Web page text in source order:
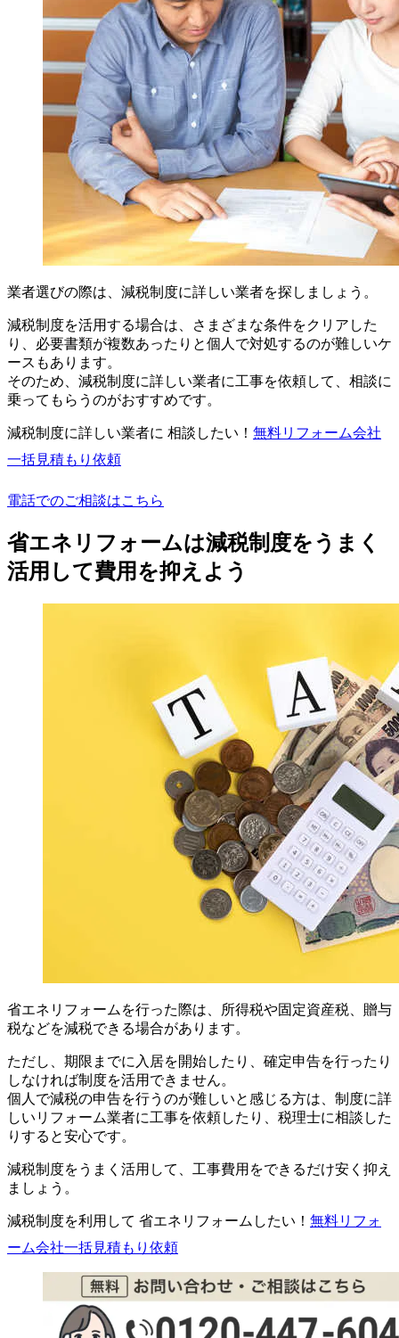
業者選びの際は、減税制度に詳しい業者を探しましょう。
減税制度を活用する場合は、さまざまな条件をクリアした
り、必要書類が複数あったりと個人で対処するのが難しいケ
ースもあります。
そのため、減税制度に詳しい業者に工事を依頼して、相談に
乗ってもらうのがおすすめです。
減税制度に詳しい業者に 相談したい！ 無料リフォーム会社
一括見積もり依頼
電話でのご相談はこちら
省エネリフォームは減税制度をうまく
活用して費用を抑えよう
省エネリフォームを行った際は、所得税や固定資産税、贈与
税などを減税できる場合があります。
ただし、期限までに入居を開始したり、確定申告を行ったり
しなければ制度を活用できません。
個人で減税の申告を行うのが難しいと感じる方は、制度に詳
しいリフォーム業者に工事を依頼したり、税理士に相談した
りすると安心です。
減税制度をうまく活用して、工事費用をできるだけ安く抑え
ましょう。
減税制度を利用して 省エネリフォームしたい！ 無料リフォ
ーム会社一括見積もり依頼